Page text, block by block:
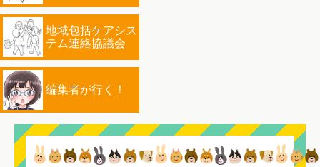
地域包括ケアシス
テム連絡協議会
編集者が行く！